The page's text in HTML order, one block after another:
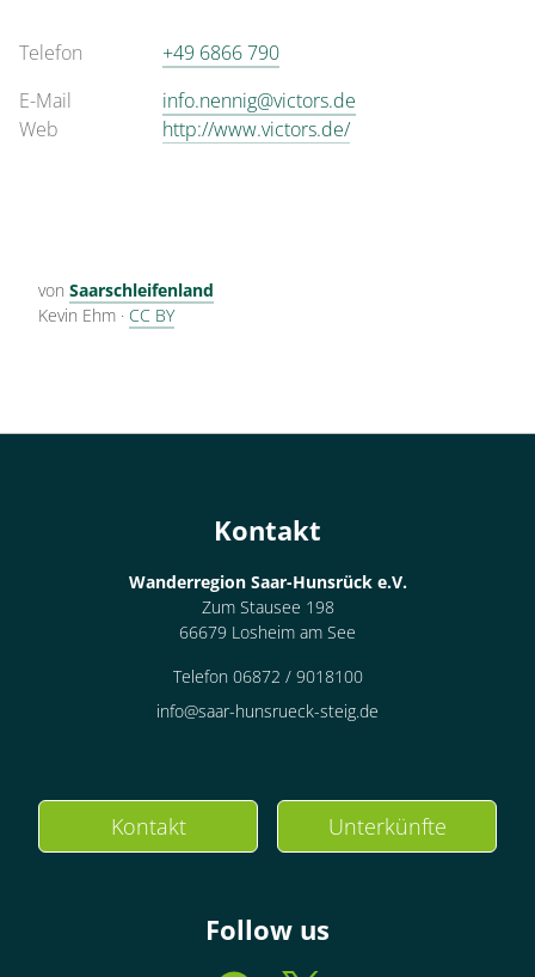
Telefon
+49 6866 790
E-Mail
info.nennig@victors.de
Web
http://www.victors.de/
von Saarschleifenland
Kevin Ehm · CC BY
Kontakt
Wanderregion Saar-Hunsrück e.V.
Zum Stausee 198
66679 Losheim am See
Telefon 06872 / 9018100
info@saar-hunsrueck-steig.de
Kontakt Unterkünfte
Follow us